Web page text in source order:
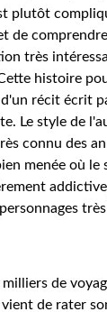
plutôt
de
très
histoire
récit écrit
Le style de
connu des
menée où le
milliers de
de rater